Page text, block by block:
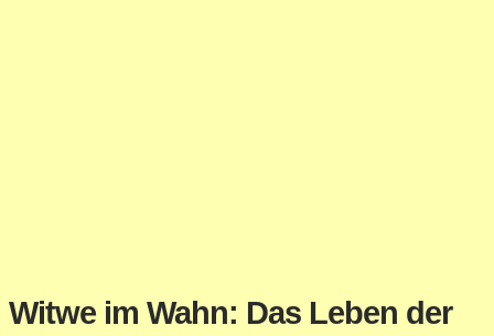
Witwe im Wahn: Das Leben der